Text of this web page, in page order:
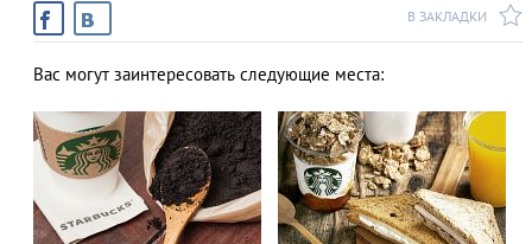
В ЗАКЛАДКИ
Вас могут заинтересовать следующие места: